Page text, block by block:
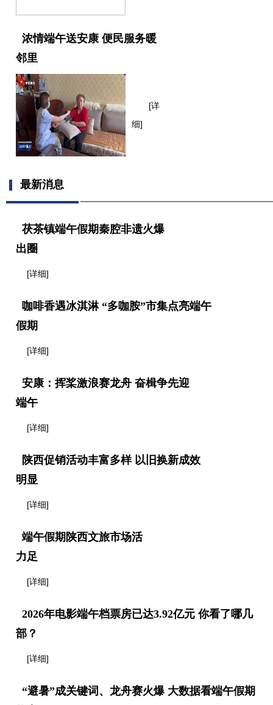
浓情端午送安康 便民服务暖
邻里
[详
细]
最新消息
茯茶镇端午假期秦腔非遗火爆
出圈
[详细]
咖啡香遇冰淇淋 “多咖胺”市集点亮端午
假期
[详细]
安康：挥桨激浪赛龙舟 奋楫争先迎
端午
[详细]
陕西促销活动丰富多样 以旧换新成效
明显
[详细]
端午假期陕西文旅市场活
力足
[详细]
2026年电影端午档票房已达3.92亿元 你看了哪几
部？
[详细]
“避暑”成关键词、龙舟赛火爆 大数据看端午假期